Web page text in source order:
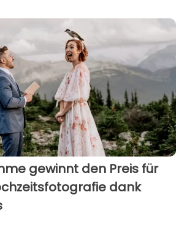
gewinnt den Preis für
dank